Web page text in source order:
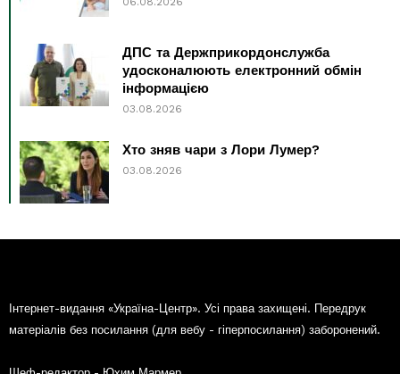
ДПС та Держприкордонслужба
удосконалюють електронний обмін
інформацією
03.08.2026
Хто зняв чари з Лори Лумер?
03.08.2026
Інтернет-видання «Україна-Центр». Усі права захищені. Передрук
матеріалів без посилання (для вебу - гіперпосилання) заборонений.